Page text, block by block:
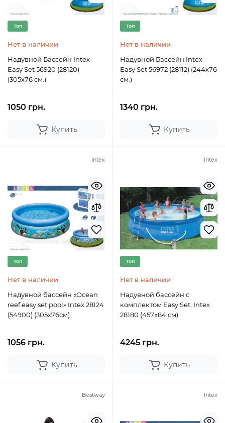
Топ
Нет в наличии
Надувной Бассейн Intex
Easy Set 56920 (28120)
(305x76 см.)
1050 грн.
Купить
Топ
Нет в наличии
Надувной Бассейн Intex
Easy Set 56972 (28112) (244х76
см.)
1340 грн.
Купить
Intex
Топ
Нет в наличии
Надувной бассейн «Ocean
reef easy set pool» Intex 28124
(54900) (305х76см)
1056 грн.
Купить
Intex
Топ
Нет в наличии
Надувной бассейн с
комплектом Easy Set, Intex
28180 (457х84 см)
4245 грн.
Купить
Bestway Intex